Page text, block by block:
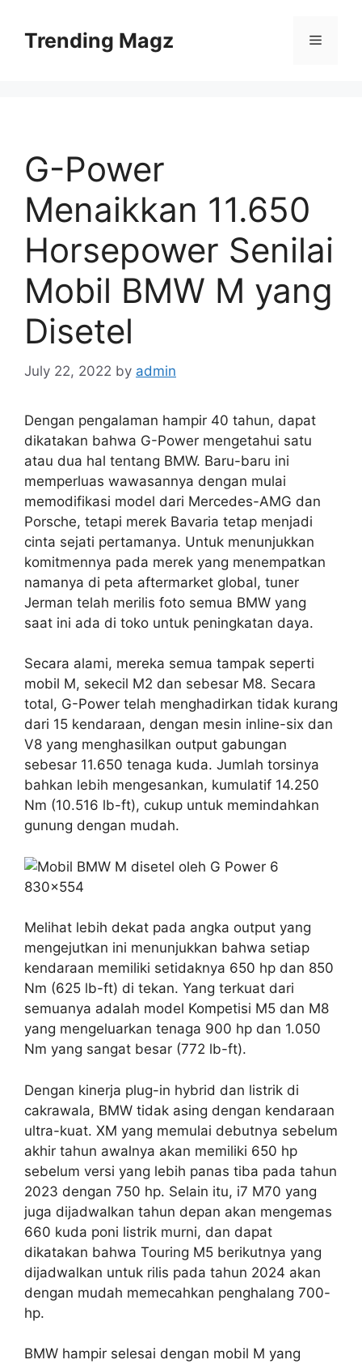
contentTrending Magz Menu
G-Power
Menaikkan 11.650
Horsepower Senilai
Mobil BMW M yang
Disetel
July 22, 2022 by admin
Dengan pengalaman hampir 40 tahun, dapat
dikatakan bahwa G-Power mengetahui satu
atau dua hal tentang BMW. Baru-baru ini
memperluas wawasannya dengan mulai
memodifikasi model dari Mercedes-AMG dan
Porsche, tetapi merek Bavaria tetap menjadi
cinta sejati pertamanya. Untuk menunjukkan
komitmennya pada merek yang menempatkan
namanya di peta aftermarket global, tuner
Jerman telah merilis foto semua BMW yang
saat ini ada di toko untuk peningkatan daya.
Secara alami, mereka semua tampak seperti
mobil M, sekecil M2 dan sebesar M8. Secara
total, G-Power telah menghadirkan tidak kurang
dari 15 kendaraan, dengan mesin inline-six dan
V8 yang menghasilkan output gabungan
sebesar 11.650 tenaga kuda. Jumlah torsinya
bahkan lebih mengesankan, kumulatif 14.250
Nm (10.516 lb-ft), cukup untuk memindahkan
gunung dengan mudah.
Melihat lebih dekat pada angka output yang
mengejutkan ini menunjukkan bahwa setiap
kendaraan memiliki setidaknya 650 hp dan 850
Nm (625 lb-ft) di tekan. Yang terkuat dari
semuanya adalah model Kompetisi M5 dan M8
yang mengeluarkan tenaga 900 hp dan 1.050
Nm yang sangat besar (772 lb-ft).
Dengan kinerja plug-in hybrid dan listrik di
cakrawala, BMW tidak asing dengan kendaraan
ultra-kuat. XM yang memulai debutnya sebelum
akhir tahun awalnya akan memiliki 650 hp
sebelum versi yang lebih panas tiba pada tahun
2023 dengan 750 hp. Selain itu, i7 M70 yang
juga dijadwalkan tahun depan akan mengemas
660 kuda poni listrik murni, dan dapat
dikatakan bahwa Touring M5 berikutnya yang
dijadwalkan untuk rilis pada tahun 2024 akan
dengan mudah memecahkan penghalang 700-
hp.
BMW hampir selesai dengan mobil M yang